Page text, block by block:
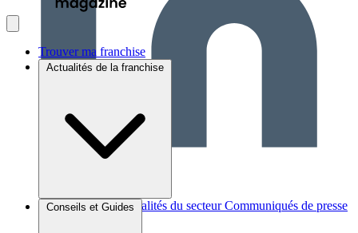
Trouver ma franchise
Actualités de la franchise
Brèves et actus Actualités du secteur Communiqués de presse
Conseils et Guides